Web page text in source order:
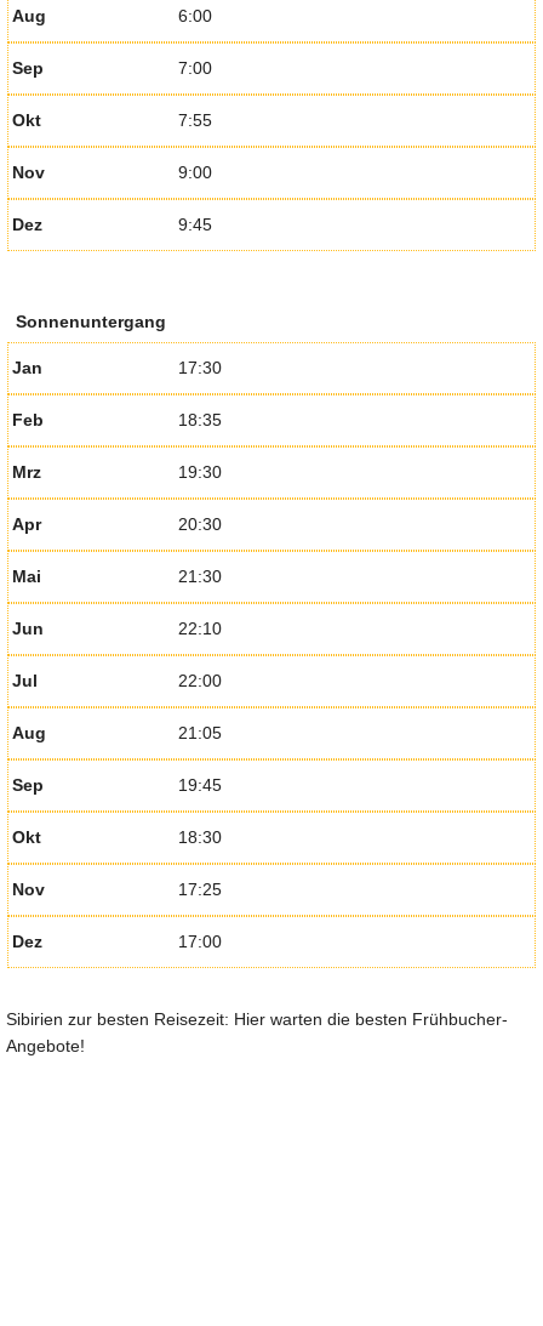
Aug 6:00
Sep 7:00
Okt 7:55
Nov 9:00
Dez 9:45
Sonnenuntergang
Jan 17:30
Feb 18:35
Mrz 19:30
Apr 20:30
Mai 21:30
Jun 22:10
Jul 22:00
Aug 21:05
Sep 19:45
Okt 18:30
Nov 17:25
Dez 17:00
Sibirien zur besten Reisezeit: Hier warten die besten Frühbucher-
Angebote!